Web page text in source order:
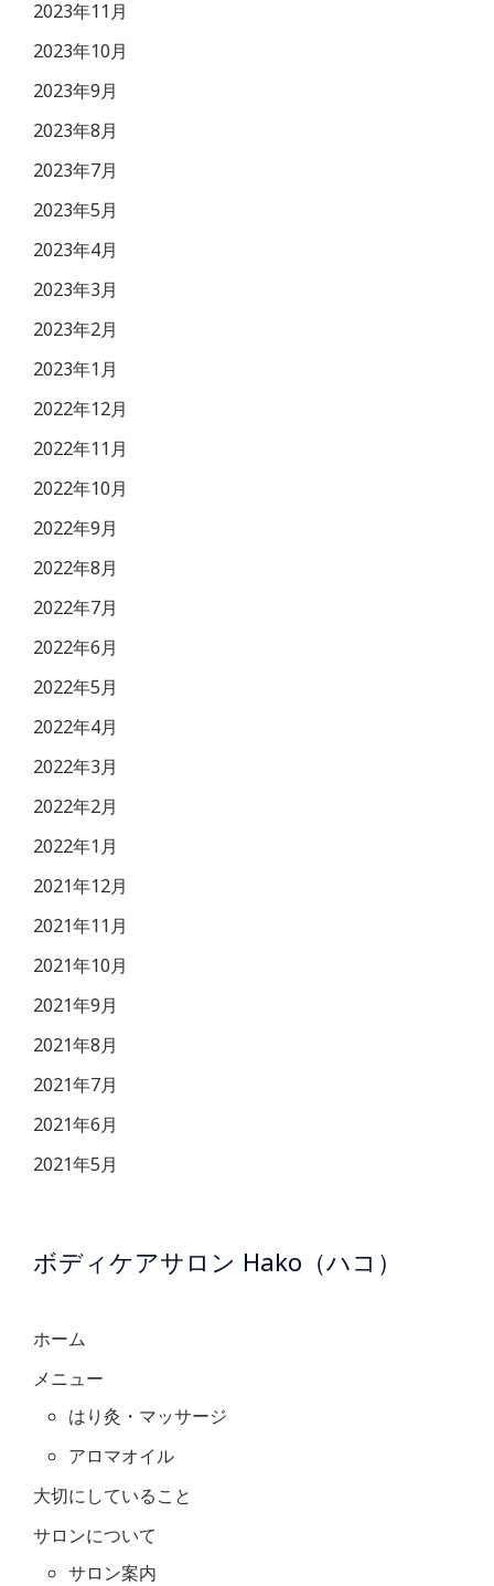
2023年11月
2023年10月
2023年9月
2023年8月
2023年7月
2023年5月
2023年4月
2023年3月
2023年2月
2023年1月
2022年12月
2022年11月
2022年10月
2022年9月
2022年8月
2022年7月
2022年6月
2022年5月
2022年4月
2022年3月
2022年2月
2022年1月
2021年12月
2021年11月
2021年10月
2021年9月
2021年8月
2021年7月
2021年6月
2021年5月
ボディケアサロン Hako（ハコ）
ホーム
メニュー
はり灸・マッサージ
アロマオイル
大切にしていること
サロンについて
サロン案内